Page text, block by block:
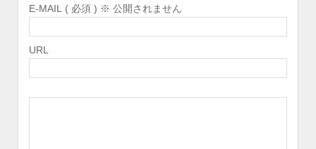
E-MAIL ( 必須 ) ※ 公開されません
URL